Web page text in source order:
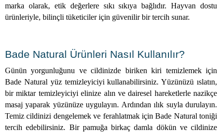
marka olarak, etik değerlere sıkı sıkıya bağlıdır. Hayvan dostu
ürünleriyle, bilinçli tüketiciler için güvenilir bir tercih sunar.
Bade Natural Ürünleri Nasıl Kullanılır?
Günün yorgunluğunu ve cildinizde biriken kiri temizlemek için
Bade Natural yüz temizleyiciyi kullanabilirsiniz. Yüzünüzü ıslatın,
bir miktar temizleyiciyi elinize alın ve dairesel hareketlerle nazikçe
masaj yaparak yüzünüze uygulayın. Ardından ılık suyla durulayın.
Temiz cildinizi dengelemek ve ferahlatmak için Bade Natural toniği
tercih edebilirsiniz. Bir pamuğa birkaç damla dökün ve cildinize